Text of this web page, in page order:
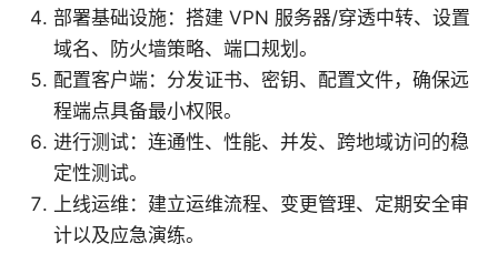
部署基础设施：搭建 VPN 服务器/穿透中转、设置
域名、防火墙策略、端口规划。
配置客户端：分发证书、密钥、配置文件，确保远
程端点具备最小权限。
进行测试：连通性、性能、并发、跨地域访问的稳
定性测试。
上线运维：建立运维流程、变更管理、定期安全审
计以及应急演练。